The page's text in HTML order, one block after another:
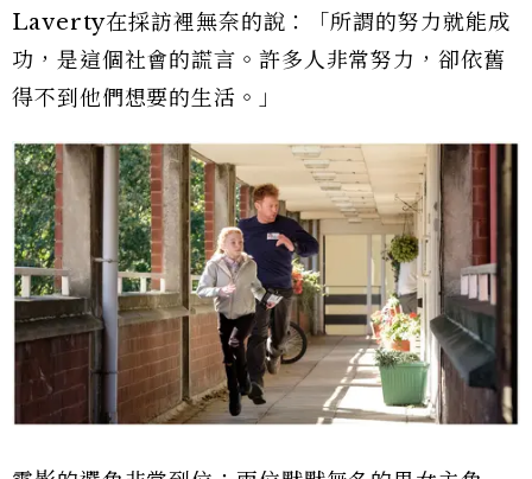
Laverty在採訪裡無奈的說：「所謂的努力就能成
功，是這個社會的謊言。許多人非常努力，卻依舊
得不到他們想要的生活。」